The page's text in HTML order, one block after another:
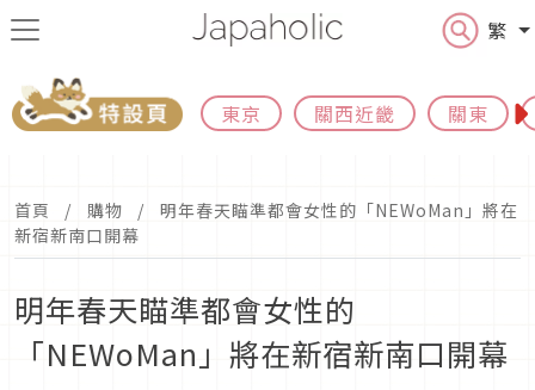
繁
東京 關西近畿 關東
首頁 購物
明年春天瞄準都會女性的「NEWoMan」將在
新宿新南口開幕
明年春天瞄準都會女性的
「NEWoMan」將在新宿新南口開幕